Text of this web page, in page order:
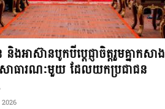
ងអាស៊ានបូកបីប្តេជ្ញាចិត្តរួមគ្នាកសាង
ាធារណៈមួយ ដែលយកប្រជាជន